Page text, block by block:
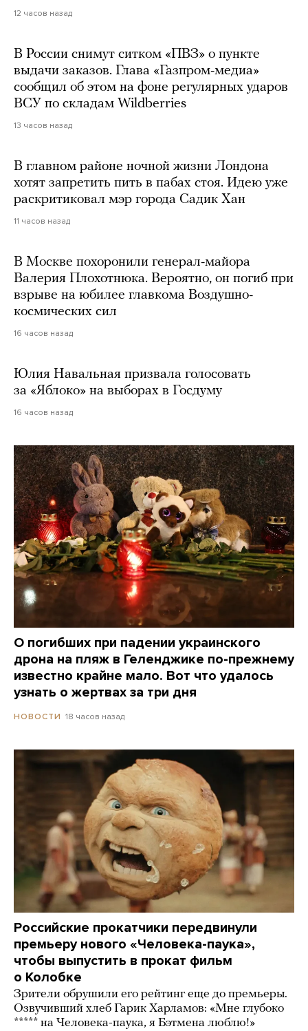
12 часов назад
В России снимут ситком «ПВЗ» о пункте
выдачи заказов. Глава «Газпром-медиа»
сообщил об этом на фоне регулярных ударов
ВСУ по складам Wildberries
13 часов назад
В главном районе ночной жизни Лондона
хотят запретить пить в пабах стоя. Идею уже
раскритиковал мэр города Садик Хан
11 часов назад
В Москве похоронили генерал-майора
Валерия Плохотнюка. Вероятно, он погиб при
взрыве на юбилее главкома Воздушно-
космических сил
16 часов назад
Юлия Навальная призвала голосовать
за «Яблоко» на выборах в Госдуму
16 часов назад
О погибших при падении украинского
дрона на пляж в Геленджике по-прежнему
известно крайне мало. Вот что удалось
узнать о жертвах за три дня
НОВОСТИ 18 часов назад
Российские прокатчики передвинули
премьеру нового «Человека-паука»,
чтобы выпустить в прокат фильм
о Колобке
Зрители обрушили его рейтинг еще до премьеры.
Озвучивший хлеб Гарик Харламов: «Мне глубоко
***** на Человека-паука, я Бэтмена люблю!»